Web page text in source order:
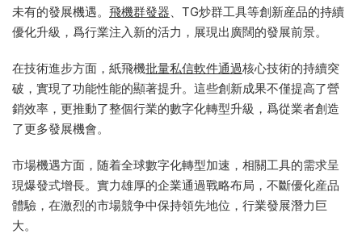
未有的發展機遇。 飛機群發器、TG炒群工具等創新産品的持續
優化升級，爲行業注入新的活力，展現出廣闊的發展前景。
在技術進步方面，紙飛機批量私信軟件通過核心技術的持續突
破，實現了功能性能的顯著提升。這些創新成果不僅提高了營
銷效率，更推動了整個行業的數字化轉型升級，爲從業者創造
了更多發展機會。
市場機遇方面，随着全球數字化轉型加速，相關工具的需求呈
現爆發式增長。實力雄厚的企業通過戰略布局，不斷優化産品
體驗，在激烈的市場競争中保持領先地位，行業發展潛力巨
大。